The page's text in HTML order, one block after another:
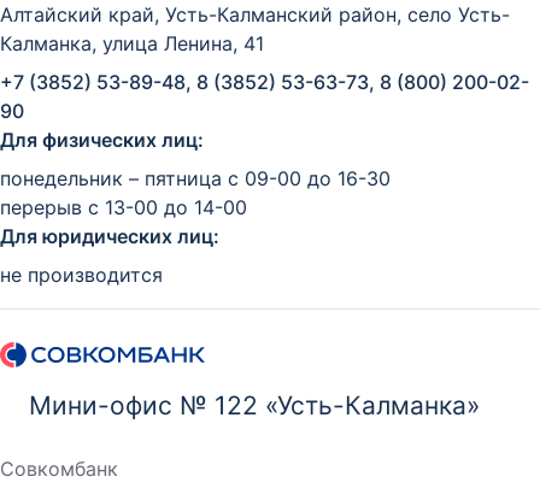
Алтайский край, Усть-Калманский район, село Усть-
Калманка, улица Ленина, 41
+7 (3852) 53-89-48, 8 (3852) 53-63-73, 8 (800) 200-02-
90
Для физических лиц:
понедельник – пятница с 09-00 до 16-30
перерыв с 13-00 до 14-00
Для юридических лиц:
не производится
Мини-офис № 122 «Усть-Калманка»
Совкомбанк